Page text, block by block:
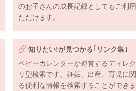
のお子さんの成長記録としてもご利
ただけます。
知りたい!が見つかる｢リンク集｣
ベビーカレンダーが運営するディレク
リ型検索です。妊娠、出産、育児に
る便利な情報を検索することができま